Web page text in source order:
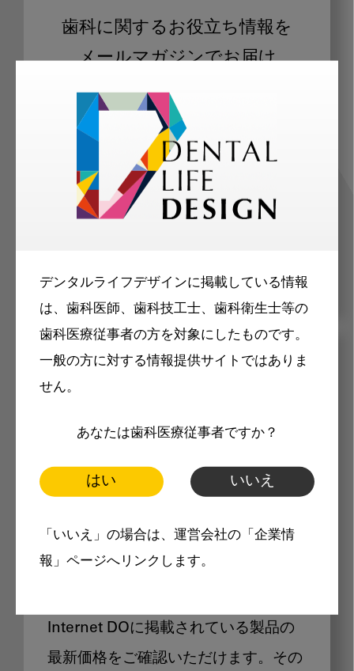
デンタルライフデザインに掲載している情報
は、歯科医師、歯科技工士、歯科衛生士等の
歯科医療従事者の方を対象にしたものです。
一般の方に対する情報提供サイトではありま
せん。
あなたは歯科医療従事者ですか？
はい いいえ
「いいえ」の場合は、運営会社の「企業情
報」ページへリンクします。
歯科に関するお役立ち情報を
メールマガジンでお届け
ご登録いただいた職種（歯科医師、歯
科衛生士、歯科技工士）に合わせた内
容のメールマガジンをお届けします。
メリット
製品価格も閲覧可能
Internet DOに掲載されている製品の
最新価格をご確認いただけます。その